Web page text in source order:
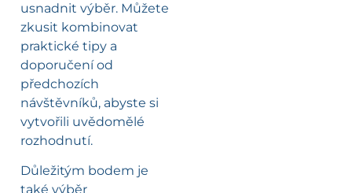
usnadnit výběr. Můžete
zkusit kombinovat
praktické tipy a
doporučení od
předchozích
návštěvníků, abyste si
vytvořili uvědomělé
rozhodnutí.
Důležitým bodem je
také výběr